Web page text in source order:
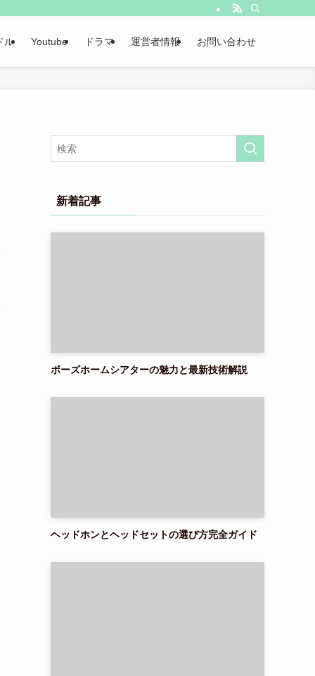
ル Youtube ドラマ 運営者情報 お問い合わせ
新着記事
ボーズホームシアターの魅力と最新技術解説
ヘッドホンとヘッドセットの選び方完全ガイド